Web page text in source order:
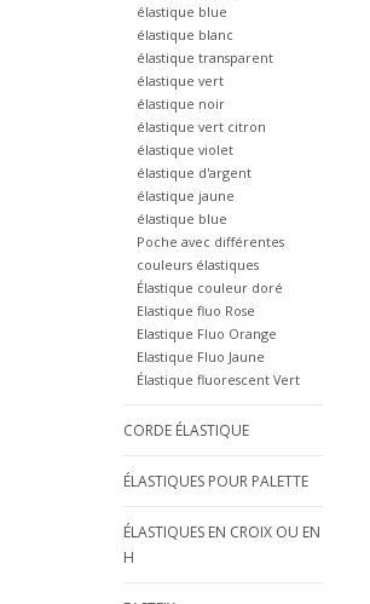
élastique blue
élastique blanc
élastique transparent
élastique vert
élastique noir
élastique vert citron
élastique violet
élastique d'argent
élastique jaune
élastique blue
Poche avec différentes
couleurs élastiques
Élastique couleur doré
Elastique fluo Rose
Elastique Fluo Orange
Elastique Fluo Jaune
Élastique fluorescent Vert
CORDE ÉLASTIQUE
ÉLASTIQUES POUR PALETTE
ÉLASTIQUES EN CROIX OU EN
H